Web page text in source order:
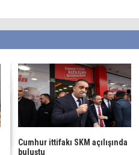
Cumhur ittifakı SKM açılışında
buluştu